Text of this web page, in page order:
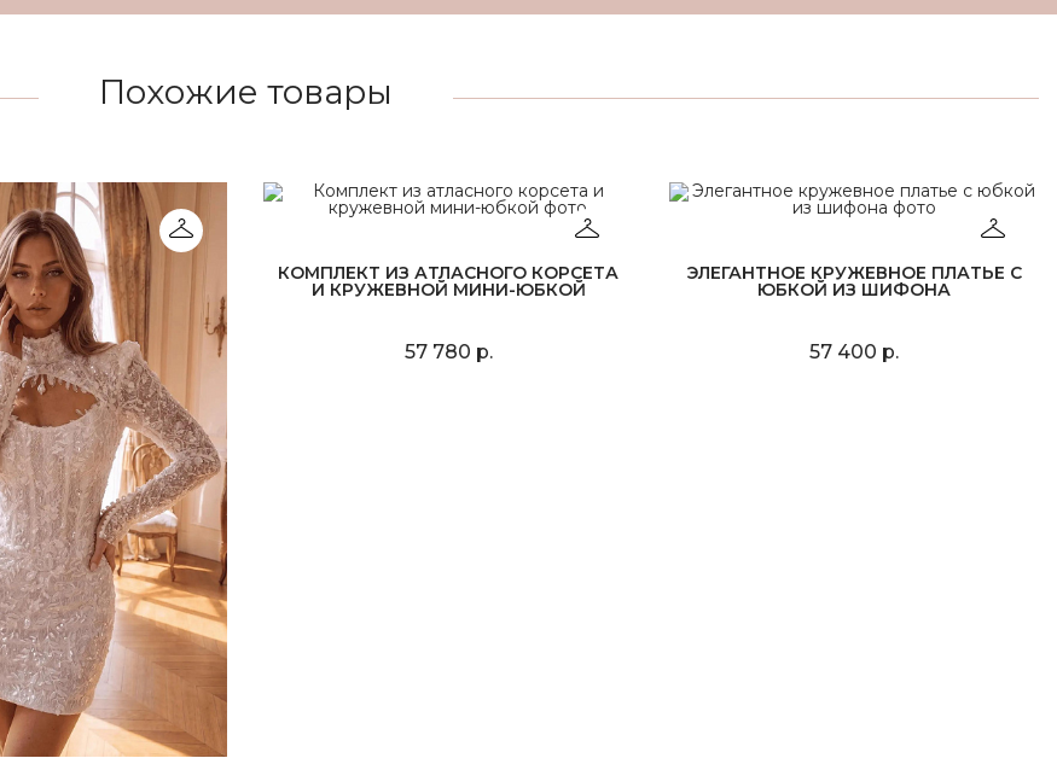
Похожие товары
КОМПЛЕКТ ИЗ АТЛАСНОГО КОРСЕТА
И КРУЖЕВНОЙ МИНИ-ЮБКОЙ
57 780 р.
ЭЛЕГАНТНОЕ КРУЖЕВНОЕ ПЛАТЬЕ С
ЮБКОЙ ИЗ ШИФОНА
57 400 р.